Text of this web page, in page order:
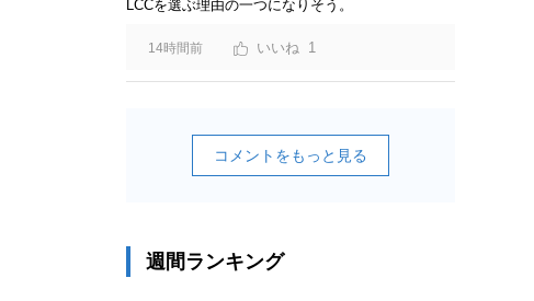
LCCを選ぶ理由の一つになりそう。
14時間前 1
コメントをもっと見る
週間ランキング